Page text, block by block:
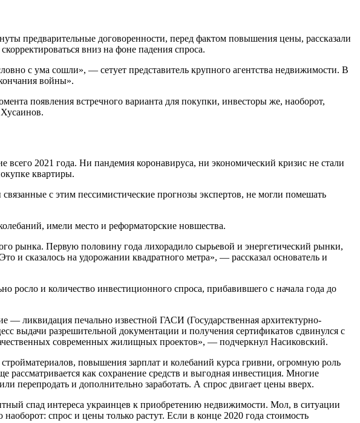
предварительные договоренности, перед фактом повышения цены, рассказали
вниз на фоне падения спроса.
с ума сошли», — сетует представитель крупного агентства недвижимости. В
войны».
появления встречного варианта для покупки, инвесторы же, наоборот,
2021 года. Ни пандемия коронавируса, ни экономический кризис не стали
квартиры.
с этим пессимистические прогнозы экспертов, не могли помешать
имели место и реформаторские новшества.
рынка. Первую половину года лихорадило сырьевой и энергетический рынки,
и сказалось на удорожании квадратного метра», — рассказал основатель и
росло и количество инвестиционного спроса, прибавившего с начала года до
— ликвидация печально известной ГАСИ (Государственная архитектурно-
выдачи разрешительной документации и получения сертификатов сдвинулся с
современных жилищных проектов», — подчеркнул Насиковский.
повышения зарплат и колебаний курса гривни, огромную роль
рассматривается как сохранение средств и выгодная инвестиция. Многие
перепродать и дополнительно заработать. А спрос двигает цены вверх.
спад интереса украинцев к приобретению недвижимости. Мол, в ситуации
спрос и цены только растут. Если в конце 2020 года стоимость